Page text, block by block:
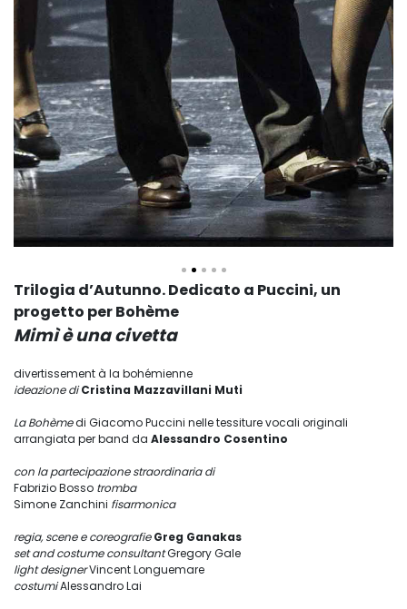
Trilogia d’Autunno. Dedicato a Puccini, un
progetto per Bohème
Mimì è una civetta
divertissement à la bohémienne
ideazione di Cristina Mazzavillani Muti
La Bohèmedi Giacomo Puccini nelle tessiture vocali originali
arrangiata per band da Alessandro Cosentino
con la partecipazione straordinaria di
Fabrizio Bosso tromba
Simone Zanchini fisarmonica
regia, scene e coreografie Greg Ganakas
set and costume consultantGregory Gale
light designerVincent Longuemare
costumiAlessandro Lai